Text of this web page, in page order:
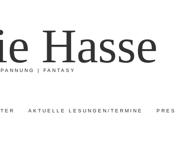
Hasse
| FANTASY
AKTUELLE LESUNGEN/TERMINE